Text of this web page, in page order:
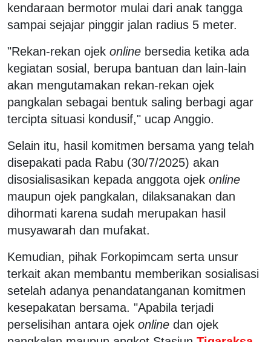
kendaraan bermotor mulai dari anak tangga
sampai sejajar pinggir jalan radius 5 meter.
"Rekan-rekan ojek online bersedia ketika ada
kegiatan sosial, berupa bantuan dan lain-lain
akan mengutamakan rekan-rekan ojek
pangkalan sebagai bentuk saling berbagi agar
tercipta situasi kondusif," ucap Anggio.
Selain itu, hasil komitmen bersama yang telah
disepakati pada Rabu (30/7/2025) akan
disosialisasikan kepada anggota ojek online
maupun ojek pangkalan, dilaksanakan dan
dihormati karena sudah merupakan hasil
musyawarah dan mufakat.
Kemudian, pihak Forkopimcam serta unsur
terkait akan membantu memberikan sosialisasi
setelah adanya penandatanganan komitmen
kesepakatan bersama. "Apabila terjadi
perselisihan antara ojek online dan ojek